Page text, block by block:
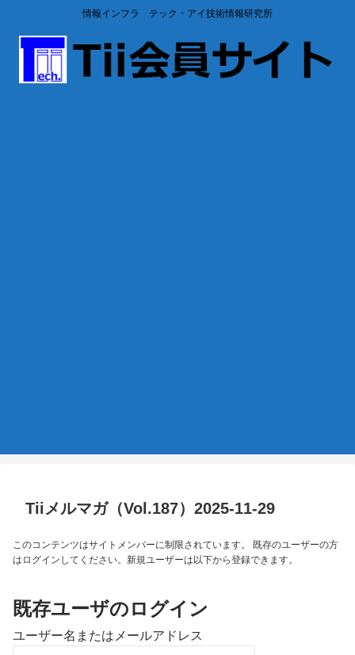
情報インフラ テック・アイ技術情報研究所
Tiiメルマガ（Vol.187）2025-11-29
このコンテンツはサイトメンバーに制限されています。 既存のユーザーの方
はログインしてください。新規ユーザーは以下から登録できます。
既存ユーザのログイン
ユーザー名またはメールアドレス